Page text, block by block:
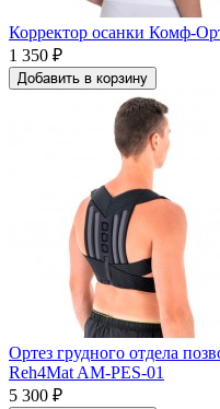
Корректор осанки Комф-
1 350 ₽
Добавить в корзину
Ортез грудного отдела
Reh4Mat AM-PES-01
5 300 ₽